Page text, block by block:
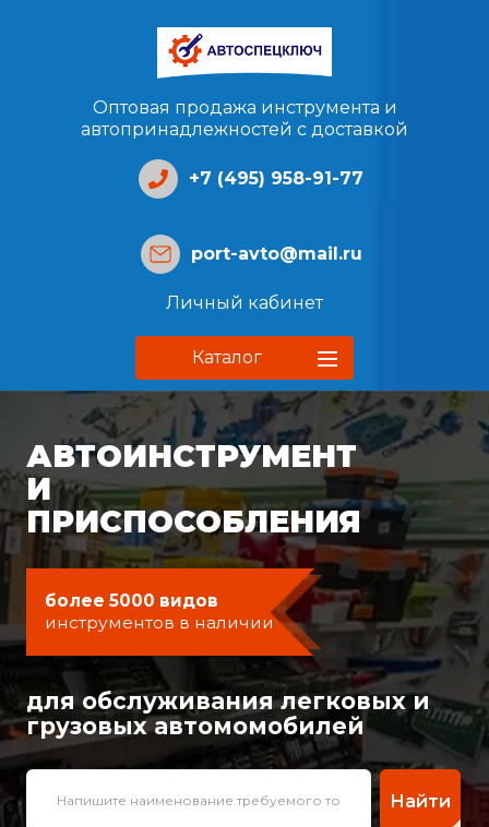
Оптовая продажа инструмента и
автопринадлежностей с доставкой
+7 (495) 958-91-77
port-avto@mail.ru
Личный кабинет
Каталог
АВТОИНСТРУМЕНТ
И
ПРИСПОСОБЛЕНИЯ
более 5000 видов
инструментов в наличии
для обслуживания легковых и
грузовых автомомобилей
Найти